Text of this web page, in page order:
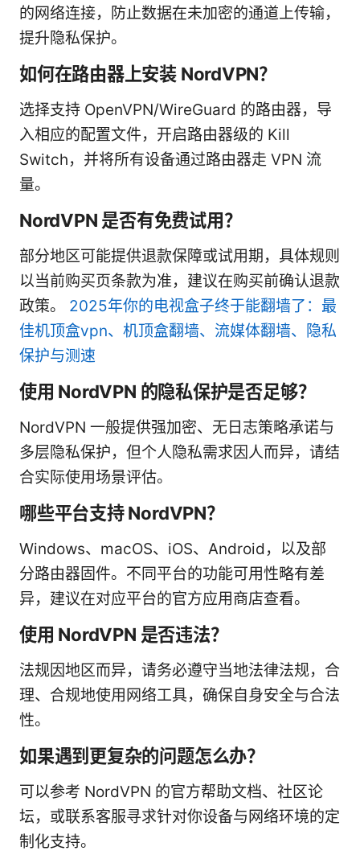
的网络连接，防止数据在未加密的通道上传输，
提升隐私保护。
如何在路由器上安装 NordVPN？
选择支持 OpenVPN/WireGuard 的路由器，导
入相应的配置文件，开启路由器级的 Kill
Switch，并将所有设备通过路由器走 VPN 流
量。
NordVPN 是否有免费试用？
部分地区可能提供退款保障或试用期，具体规则
以当前购买页条款为准，建议在购买前确认退款
政策。 2025年你的电视盒子终于能翻墙了：最
佳机顶盒vpn、机顶盒翻墙、流媒体翻墙、隐私
保护与测速
使用 NordVPN 的隐私保护是否足够？
NordVPN 一般提供强加密、无日志策略承诺与
多层隐私保护，但个人隐私需求因人而异，请结
合实际使用场景评估。
哪些平台支持 NordVPN？
Windows、macOS、iOS、Android，以及部
分路由器固件。不同平台的功能可用性略有差
异，建议在对应平台的官方应用商店查看。
使用 NordVPN 是否违法？
法规因地区而异，请务必遵守当地法律法规，合
理、合规地使用网络工具，确保自身安全与合法
性。
如果遇到更复杂的问题怎么办？
可以参考 NordVPN 的官方帮助文档、社区论
坛，或联系客服寻求针对你设备与网络环境的定
制化支持。